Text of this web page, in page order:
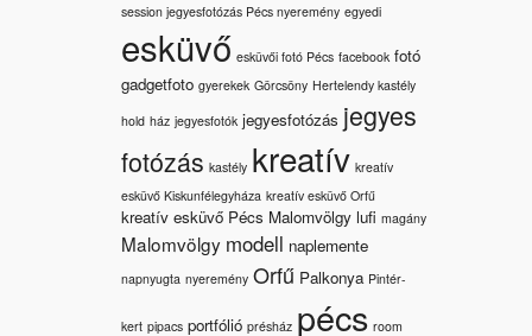
session jegyesfotózás Pécs nyeremény egyedi
esküvő esküvői fotó Pécs facebook fotó
gadgetfoto gyerekek Görcsöny Hertelendy kastély
hold ház jegyesfotók jegyesfotózás jegyes
fotózás kastély kreatív kreatív
esküvő Kiskunfélegyháza kreatív esküvő Orfű
kreatív esküvő Pécs Malomvölgy lufi magány
Malomvölgy modell naplemente
napnyugta nyeremény Orfű Palkonya Pintér-
kert pipacs portfólió présház pécs room